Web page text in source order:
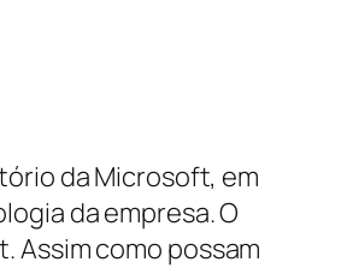
da Microsoft, em
da empresa. O
Assim como possam